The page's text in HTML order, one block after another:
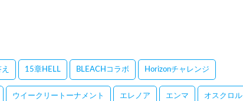
15章HELL BLEACHコラボ Horizonチャレンジ
ウイークリートーナメント エレノア エンマ オスクロル